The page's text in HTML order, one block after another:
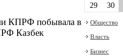
КПРФ побывала в
Казбек
29
30
Общество
Власть
Бизнес